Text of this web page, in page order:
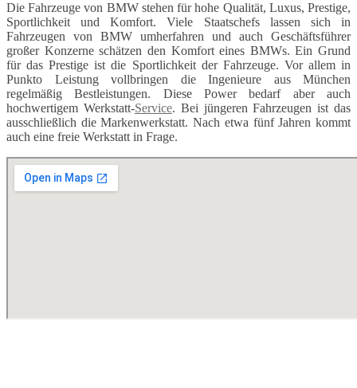
Die Fahrzeuge von BMW stehen für hohe Qualität, Luxus, Prestige,
Sportlichkeit und Komfort. Viele Staatschefs lassen sich in
Fahrzeugen von BMW umherfahren und auch Geschäftsführer
großer Konzerne schätzen den Komfort eines BMWs. Ein Grund
für das Prestige ist die Sportlichkeit der Fahrzeuge. Vor allem in
Punkto Leistung vollbringen die Ingenieure aus München
regelmäßig Bestleistungen. Diese Power bedarf aber auch
hochwertigem Werkstatt-Service. Bei jüngeren Fahrzeugen ist das
ausschließlich die Markenwerkstatt. Nach etwa fünf Jahren kommt
auch eine freie Werkstatt in Frage.